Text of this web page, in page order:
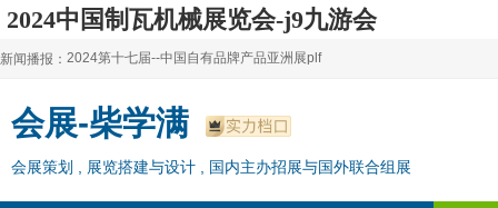
2024中国制瓦机械展览会-j9九游会
新闻播报：
2024上海自有品牌展--百货展|食品展 零售展|oem展
2024全球自有--品牌产品亚洲展（plf）
2024第十七届--中国自有品牌产品亚洲展plf
2024全球自有--品牌产品亚洲展（plf）
2024年上海--第17届自有品牌展
会展-柴学满
会展策划 , 展览搭建与设计 , 国内主办招展与国外联合组展